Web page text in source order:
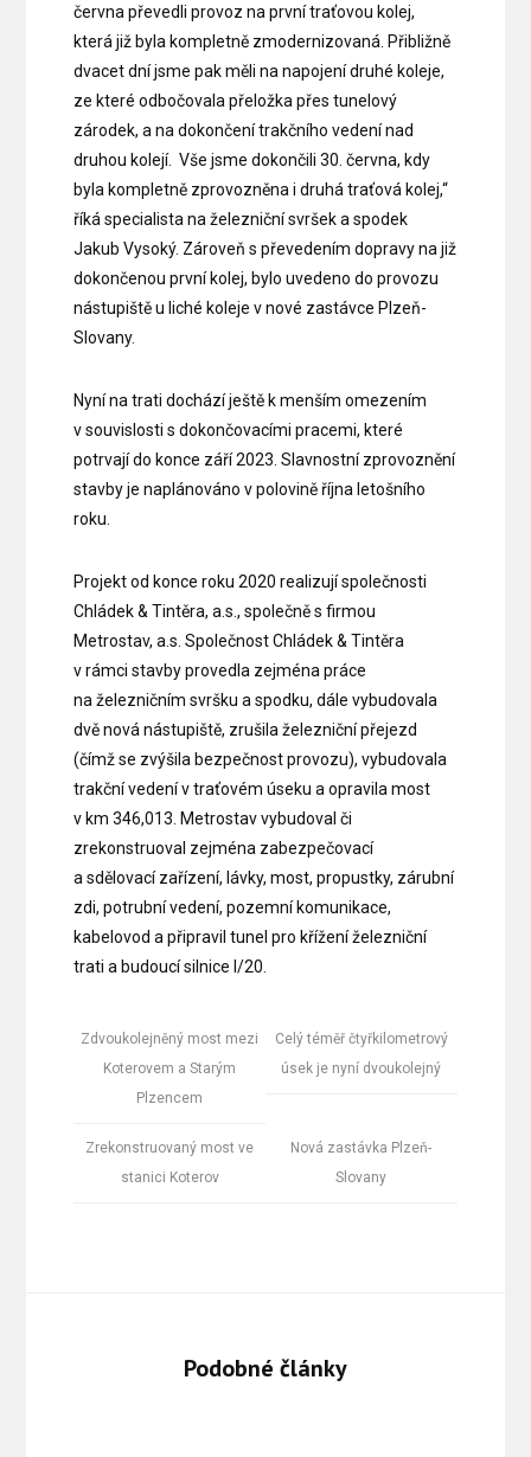
června převedli provoz na první traťovou kolej,
která již byla kompletně zmodernizovaná. Přibližně
dvacet dní jsme pak měli na napojení druhé koleje,
ze které odbočovala přeložka přes tunelový
zárodek, a na dokončení trakčního vedení nad
druhou kolejí. Vše jsme dokončili 30. června, kdy
byla kompletně zprovozněna i druhá traťová kolej,“
říká specialista na železniční svršek a spodek
Jakub Vysoký. Zároveň s převedením dopravy na již
dokončenou první kolej, bylo uvedeno do provozu
nástupiště u liché koleje v nové zastávce Plzeň-
Slovany.
Nyní na trati dochází ještě k menším omezením
v souvislosti s dokončovacími pracemi, které
potrvají do konce září 2023. Slavnostní zprovoznění
stavby je naplánováno v polovině října letošního
roku.
Projekt od konce roku 2020 realizují společnosti
Chládek & Tintěra, a.s., společně s firmou
Metrostav, a.s. Společnost Chládek & Tintěra
v rámci stavby provedla zejména práce
na železničním svršku a spodku, dále vybudovala
dvě nová nástupiště, zrušila železniční přejezd
(čímž se zvýšila bezpečnost provozu), vybudovala
trakční vedení v traťovém úseku a opravila most
v km 346,013. Metrostav vybudoval či
zrekonstruoval zejména zabezpečovací
a sdělovací zařízení, lávky, most, propustky, zárubní
zdi, potrubní vedení, pozemní komunikace,
kabelovod a připravil tunel pro křížení železniční
trati a budoucí silnice I/20.
Zdvoukolejněný most mezi
Koterovem a Starým
Plzencem
Celý téměř čtyřkilometrový
úsek je nyní dvoukolejný
Zrekonstruovaný most ve
stanici Koterov
Nová zastávka Plzeň-
Slovany
Podobné články